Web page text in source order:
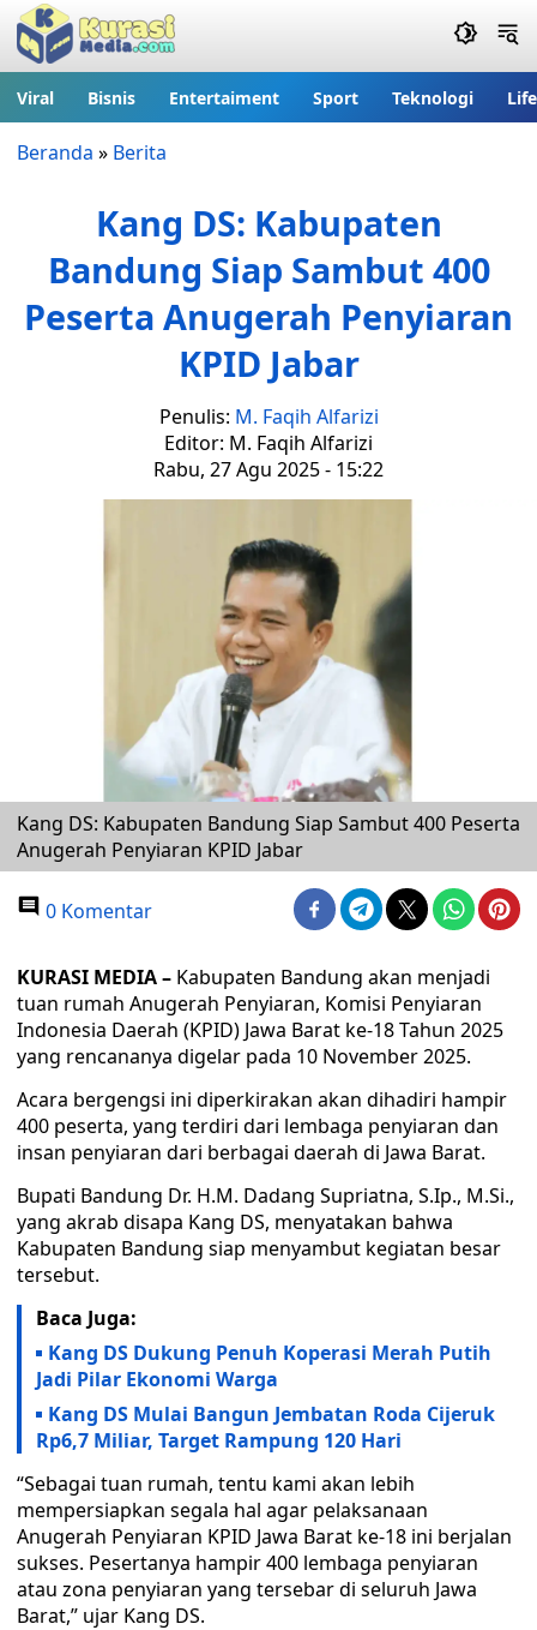
Viral Bisnis Entertaiment Sport Teknologi
Beranda » Berita
Kang DS: Kabupaten
Bandung Siap Sambut 400
Peserta Anugerah Penyiaran
KPID Jabar
Penulis: M. Faqih Alfarizi
Editor: M. Faqih Alfarizi
Rabu, 27 Agu 2025 - 15:22
Kang DS: Kabupaten Bandung Siap Sambut 400 Peserta
Anugerah Penyiaran KPID Jabar
0 Komentar
KURASI MEDIA – Kabupaten Bandung akan menjadi
tuan rumah Anugerah Penyiaran, Komisi Penyiaran
Indonesia Daerah (KPID) Jawa Barat ke-18 Tahun 2025
yang rencananya digelar pada 10 November 2025.
Acara bergengsi ini diperkirakan akan dihadiri hampir
400 peserta, yang terdiri dari lembaga penyiaran dan
insan penyiaran dari berbagai daerah di Jawa Barat.
Bupati Bandung Dr. H.M. Dadang Supriatna, S.Ip., M.Si.,
yang akrab disapa Kang DS, menyatakan bahwa
Kabupaten Bandung siap menyambut kegiatan besar
tersebut.
Baca Juga:
Kang DS Dukung Penuh Koperasi Merah Putih
Jadi Pilar Ekonomi Warga
Kang DS Mulai Bangun Jembatan Roda Cijeruk
Rp6,7 Miliar, Target Rampung 120 Hari
“Sebagai tuan rumah, tentu kami akan lebih
mempersiapkan segala hal agar pelaksanaan
Anugerah Penyiaran KPID Jawa Barat ke-18 ini berjalan
sukses. Pesertanya hampir 400 lembaga penyiaran
atau zona penyiaran yang tersebar di seluruh Jawa
Barat,” ujar Kang DS.